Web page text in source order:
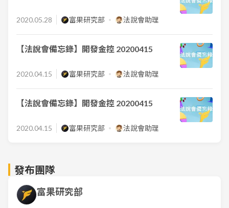
2020.05.28 富果研究部 法說會助理
【法說會備忘錄】開發金控 20200415
2020.04.15 富果研究部 法說會助理
【法說會備忘錄】開發金控 20200415
2020.04.15 富果研究部 法說會助理
發布團隊
富果研究部